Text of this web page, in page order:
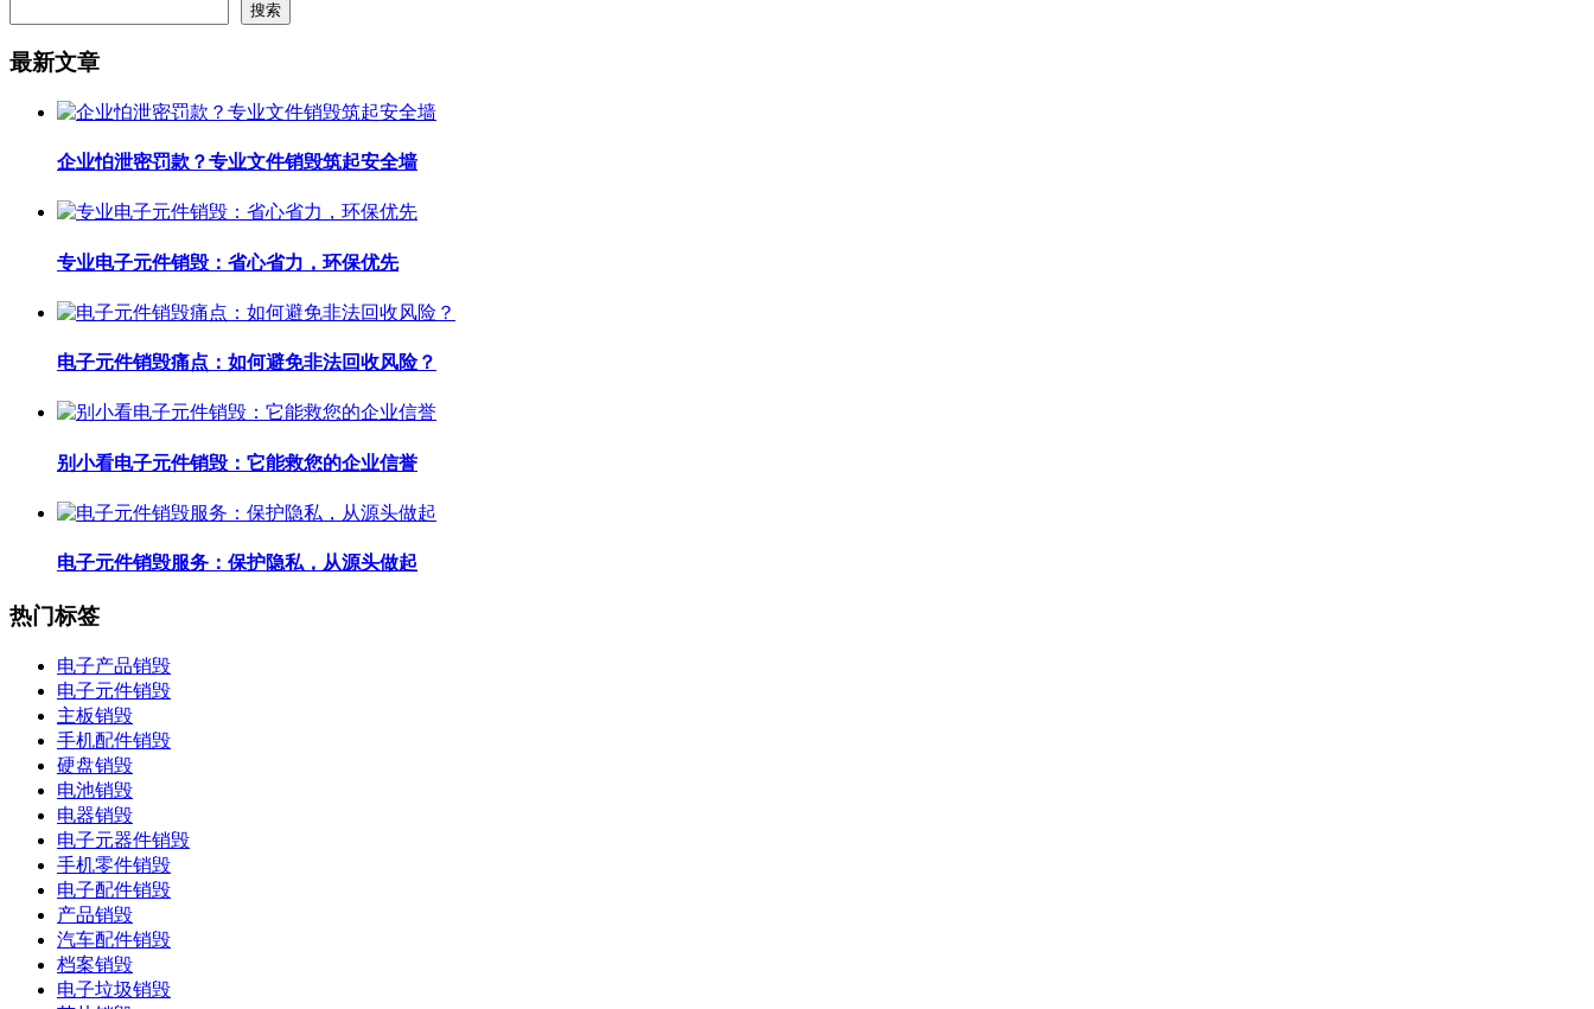
搜索
最新文章
企业怕泄密罚款？专业文件销毁筑起安全墙
专业电子元件销毁：省心省力，环保优先
电子元件销毁痛点：如何避免非法回收风险？
别小看电子元件销毁：它能救您的企业信誉
电子元件销毁服务：保护隐私，从源头做起
热门标签
电子产品销毁
电子元件销毁
主板销毁
手机配件销毁
硬盘销毁
电池销毁
电器销毁
电子元器件销毁
手机零件销毁
电子配件销毁
产品销毁
汽车配件销毁
档案销毁
电子垃圾销毁